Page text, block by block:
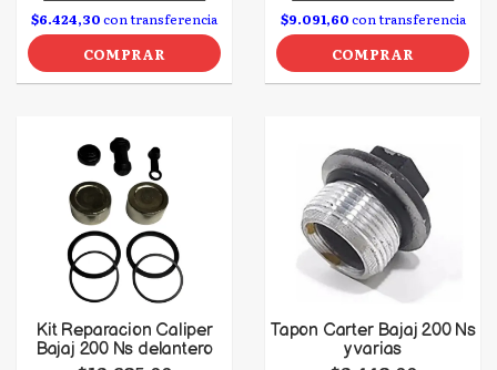
$6.424,30con transferencia
COMPRAR
$9.091,60con transferencia
COMPRAR
Kit Reparacion Caliper
Bajaj 200 Ns delantero
Tapon Carter Bajaj 200 Ns
y varias